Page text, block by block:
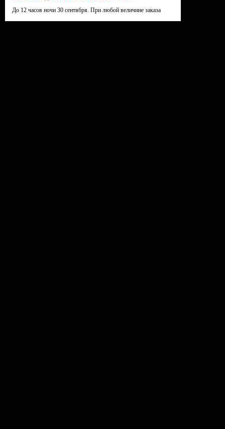
До 12 часов ночи 30 сентября. При любой величине заказа